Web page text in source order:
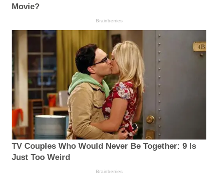
Movie?
Brainberries
TV Couples Who Would Never Be Together: 9 Is
Just Too Weird
Brainberries